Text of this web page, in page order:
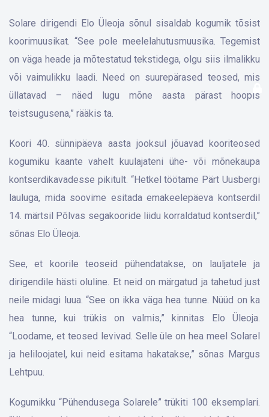
Solare dirigendi Elo Üleoja sõnul sisaldab kogumik tõsist
koorimuusikat. “See pole meelelahutusmuusika. Tegemist
on väga heade ja mõtestatud tekstidega, olgu siis ilmalikku
või vaimulikku laadi. Need on suurepärased teosed, mis
üllatavad – näed lugu mõne aasta pärast hoopis
teistsugusena,” rääkis ta.
Koori 40. sünnipäeva aasta jooksul jõuavad kooriteosed
kogumiku kaante vahelt kuulajateni ühe- või mõnekaupa
kontserdikavadesse pikitult. “Hetkel töötame Pärt Uusbergi
lauluga, mida soovime esitada emakeelepäeva kontserdil
14. märtsil Põlvas segakooride liidu korraldatud kontserdil,”
sõnas Elo Üleoja.
See, et koorile teoseid pühendatakse, on lauljatele ja
dirigendile hästi oluline. Et neid on märgatud ja tahetud just
neile midagi luua. “See on ikka väga hea tunne. Nüüd on ka
hea tunne, kui trükis on valmis,” kinnitas Elo Üle­oja.
“Loodame, et teosed levivad. Selle üle on hea meel Solarel
ja heliloojatel, kui neid esitama hakatakse,” sõnas Margus
Lehtpuu.
Kogumikku “Pühendusega Solarele” trükiti 100 eksemplari.